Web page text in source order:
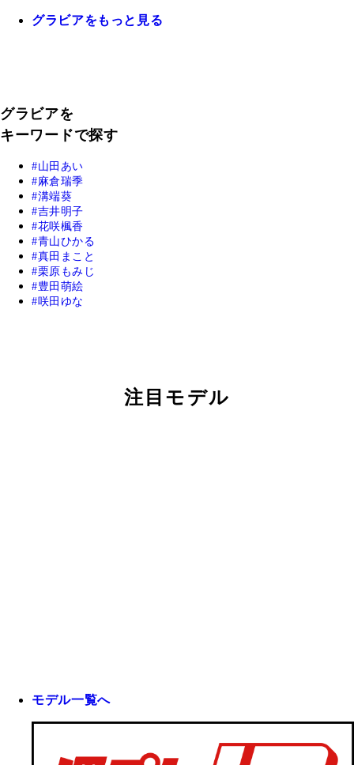
グラビアをもっと見る
グラビアを
キーワードで探す
山田あい
麻倉瑞季
溝端葵
吉井明子
花咲楓香
青山ひかる
真田まこと
栗原もみじ
豊田萌絵
咲田ゆな
注目モデル
モデル一覧へ